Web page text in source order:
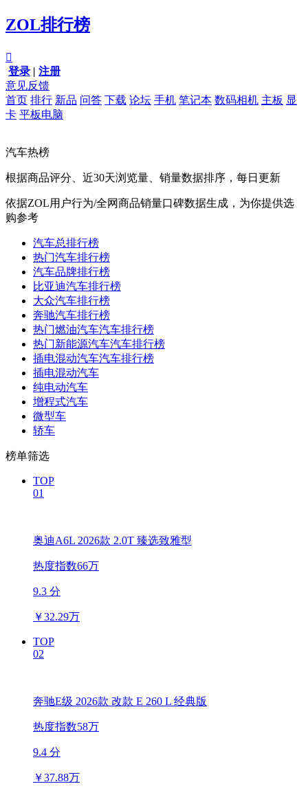
ZOL排行榜

登录 | 注册
意见反馈
首页 排行 新品 问答 下载 论坛 手机 笔记本 数码相机 主板 显
卡 平板电脑
汽车热榜
根据商品评分、近30天浏览量、销量数据排序，每日更新
依据ZOL用户行为/全网商品销量口碑数据生成，为你提供选
购参考
汽车总排行榜
热门汽车排行榜
汽车品牌排行榜
比亚迪汽车排行榜
大众汽车排行榜
奔驰汽车排行榜
热门燃油汽车汽车排行榜
热门新能源汽车汽车排行榜
插电混动汽车汽车排行榜
插电混动汽车
纯电动汽车
增程式汽车
微型车
轿车
榜单筛选
TOP
01
奥迪A6L 2026款 2.0T 臻选致雅型
热度指数66万
9.3 分
￥32.29万
TOP
02
奔驰E级 2026款 改款 E 260 L 经典版
热度指数58万
9.4 分
￥37.88万